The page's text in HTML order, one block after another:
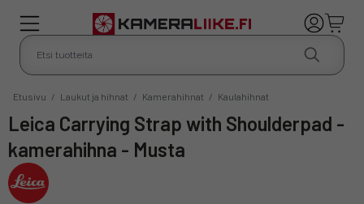
Etusivu / Laukut ja hihnat / Kamerahihnat / Kaulahihnat
Leica Carrying Strap with Shoulderpad -
kamerahihna - Musta